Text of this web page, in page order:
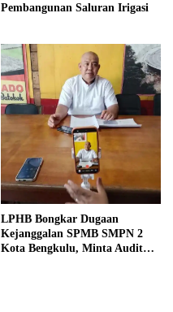
Pembangunan Saluran Irigasi
LPHB Bongkar Dugaan
Kejanggalan SPMB SMPN 2
Kota Bengkulu, Minta Audit